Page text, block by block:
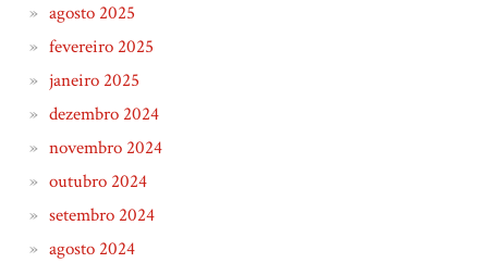
agosto 2025
fevereiro 2025
janeiro 2025
dezembro 2024
novembro 2024
outubro 2024
setembro 2024
agosto 2024